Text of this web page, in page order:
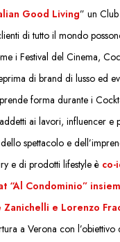
Good Living” un
di tutto il mondo
i Festival del Cinema,
di brand di lusso ed
forma durante i
ai lavori, influencer e
spettacolo e dell’
e di prodotti lifestyle è
“Al Condominio”
Zanichelli e Lorenzo
a Verona con l’obiettivo